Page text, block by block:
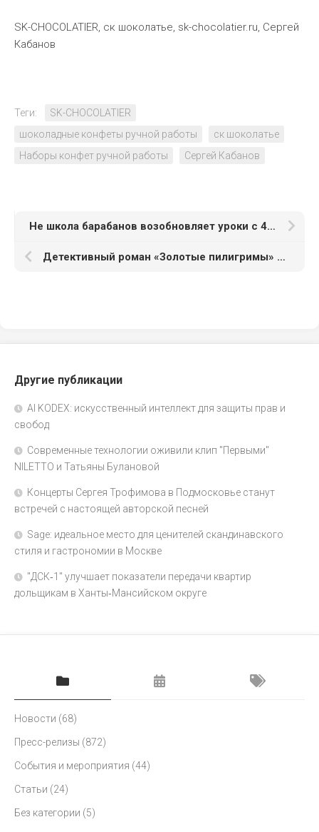
SK-CHOCOLATIER, ск шоколатье, sk-chocolatier.ru, Сергей
Кабанов
Теги:
SK-CHOCOLATIER
шоколадные конфеты ручной работы
ск шоколатье
Наборы конфет ручной работы
Сергей Кабанов
Не школа барабанов возобновляет уроки с 4 января
Детективный роман «Золотые пилигримы» объявили новым культурным кодом России
Другие публикации
AI KODEX: искусственный интеллект для защиты прав и
свобод
Современные технологии оживили клип "Первыми"
NILETTO и Татьяны Булановой
Концерты Сергея Трофимова в Подмосковье станут
встречей с настоящей авторской песней
Sage: идеальное место для ценителей скандинавского
стиля и гастрономии в Москве
"ДСК‑1" улучшает показатели передачи квартир
дольщикам в Ханты‑Мансийском округе
Новости (68)
Пресс-релизы (872)
События и мероприятия (44)
Статьи (24)
Без категории (5)